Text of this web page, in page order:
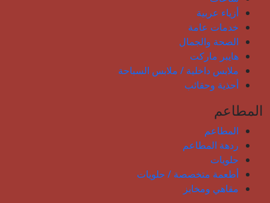
أزياء عربية
خدمات عامة
الصحة والجمال
هايبر ماركت
ملابس داخلية / ملابس السباحة
أحذية وحقائب
المطاعم
المطاعم
ردهة المطاعم
حلويات
أطعمة متخصصة / حلويات
مقاهي ومخابز